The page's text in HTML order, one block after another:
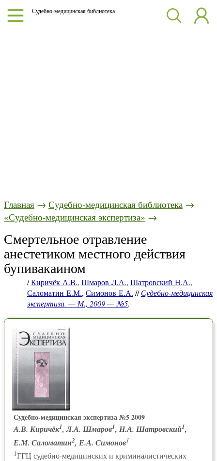
Судебно-медицинская библиотека
Главная → Судебно-медицинская библиотека →
«Судебно-медицинская экспертиза» →
Смертельное отравление
анестетиком местного действия
бупивакаином
/Киричёк А.В., Шмаров Л.А., Шатровский Н.А.,
Саломатин Е.М., Симонов Е.А. //Судебно-медицинская
экспертиза. — М., 2009 — №5.
Судебно-медицинская экспертиза №5 2009
А.В. Киричёк1, Л.А. Шмаров1, Н.А. Шатровский1,
Е.М. Саломатин2, Е.А. Симонов1
1ГГЦ судебно-медицинских и криминалистических